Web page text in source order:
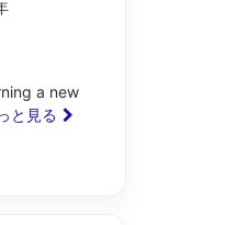
a new
と見る